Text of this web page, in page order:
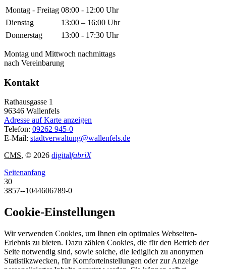
Montag - Freitag 08:00 - 12:00 Uhr
Dienstag
13:00 – 16:00 Uhr
Donnerstag
13:00 - 17:30 Uhr
Montag und Mittwoch nachmittags
nach Vereinbarung
Kontakt
Rathausgasse 1
96346 Wallenfels
Adresse auf Karte anzeigen
Telefon: 09262 945-0
E-Mail: stadtverwaltung@wallenfels.de
CMS, © 2026 digitalfabriX
Seitenanfang
30
3857--1044606789-0
Cookie-Einstellungen
Wir verwenden Cookies, um Ihnen ein optimales Webseiten-
Erlebnis zu bieten. Dazu zählen Cookies, die für den Betrieb der
Seite notwendig sind, sowie solche, die lediglich zu anonymen
Statistikzwecken, für Komforteinstellungen oder zur Anzeige